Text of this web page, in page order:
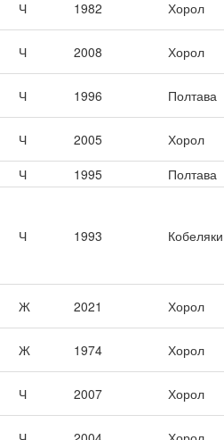
Ч 1982 Хорол
Ч 2008 Хорол
Ч 1996 Полтава
Ч 2005
Хорол
Ч 1995 Полтава
Ч 1993 Кобеляки
Ж 2021 Хорол
Ж 1974 Хорол
Ч 2007 Хорол